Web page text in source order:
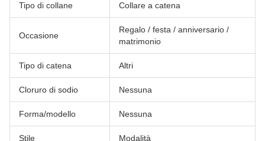
Tipo di collane Collare a catena
Occasione
Regalo / festa / anniversario /
matrimonio
Tipo di catena Altri
Cloruro di sodio Nessuna
Forma/modello Nessuna
Stile Modalità